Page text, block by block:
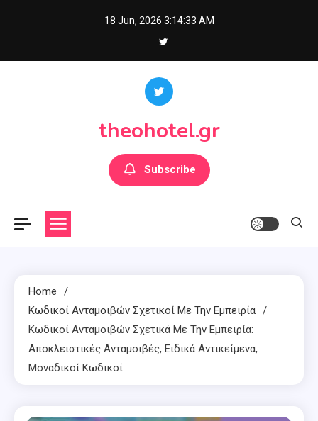
18 Jun, 2026 3:14:34 AM
theohotel.gr
Subscribe
Home
Κωδικοί Ανταμοιβών Σχετικοί Με Την Εμπειρία
Κωδικοί Ανταμοιβών Σχετικά Με Την Εμπειρία:
Αποκλειστικές Ανταμοιβές, Ειδικά Αντικείμενα,
Μοναδικοί Κωδικοί